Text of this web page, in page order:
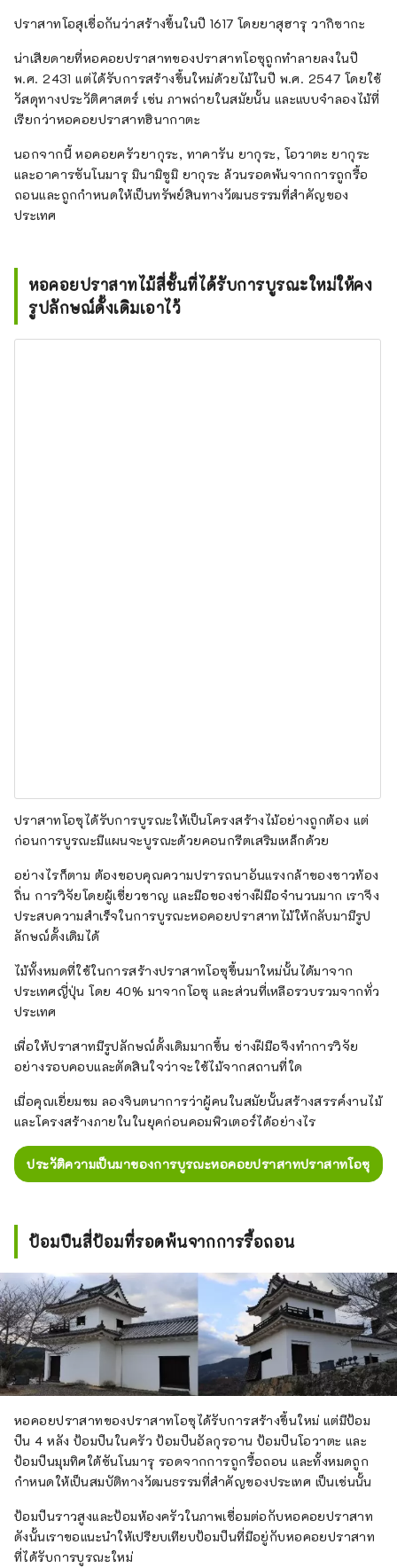
ปราสาทโอสุเชื่อกันว่าสร้างขึ้นในปี 1617 โดยยาสุฮารุ วากิซากะ
น่าเสียดายที่หอคอยปราสาทของปราสาทโอซุถูกทำลายลงในปี
พ.ศ. 2431 แต่ได้รับการสร้างขึ้นใหม่ด้วยไม้ในปี พ.ศ. 2547 โดยใช้
วัสดุทางประวัติศาสตร์ เช่น ภาพถ่ายในสมัยนั้น และแบบจำลองไม้ที่
เรียกว่าหอคอยปราสาทฮินากาตะ
นอกจากนี้ หอคอยครัวยากุระ, ทาคารัน ยากุระ, โอวาตะ ยากุระ
และอาคารซันโนมารุ มินามิซูมิ ยากุระ ล้วนรอดพ้นจากการถูกรื้อ
ถอนและถูกกำหนดให้เป็นทรัพย์สินทางวัฒนธรรมที่สำคัญของ
ประเทศ
หอคอยปราสาทไม้สี่ชั้นที่ได้รับการบูรณะใหม่ให้คง
รูปลักษณ์ดั้งเดิมเอาไว้
ปราสาทโอซุได้รับการบูรณะให้เป็นโครงสร้างไม้อย่างถูกต้อง แต่
ก่อนการบูรณะมีแผนจะบูรณะด้วยคอนกรีตเสริมเหล็กด้วย
อย่างไรก็ตาม ต้องขอบคุณความปรารถนาอันแรงกล้าของชาวท้อง
ถิ่น การวิจัยโดยผู้เชี่ยวชาญ และมือของช่างฝีมือจำนวนมาก เราจึง
ประสบความสำเร็จในการบูรณะหอคอยปราสาทไม้ให้กลับมามีรูป
ลักษณ์ดั้งเดิมได้
ไม้ทั้งหมดที่ใช้ในการสร้างปราสาทโอซุขึ้นมาใหม่นั้นได้มาจาก
ประเทศญี่ปุ่น โดย 40% มาจากโอซุ และส่วนที่เหลือรวบรวมจากทั่ว
ประเทศ
เพื่อให้ปราสาทมีรูปลักษณ์ดั้งเดิมมากขึ้น ช่างฝีมือจึงทำการวิจัย
อย่างรอบคอบและตัดสินใจว่าจะใช้ไม้จากสถานที่ใด
เมื่อคุณเยี่ยมชม ลองจินตนาการว่าผู้คนในสมัยนั้นสร้างสรรค์งานไม้
และโครงสร้างภายในในยุคก่อนคอมพิวเตอร์ได้อย่างไร
ประวัติความเป็นมาของการบูรณะหอคอยปราสาทปราสาทโอซุ
ป้อมปืนสี่ป้อมที่รอดพ้นจากการรื้อถอน
หอคอยปราสาทของปราสาทโอซุได้รับการสร้างขึ้นใหม่ แต่มีป้อม
ปืน 4 หลัง ป้อมปืนในครัว ป้อมปืนอัลกุรอาน ป้อมปืนโอวาตะ และ
ป้อมปืนมุมทิศใต้ซันโนมารุ รอดจากการถูกรื้อถอน และทั้งหมดถูก
กำหนดให้เป็นสมบัติทางวัฒนธรรมที่สำคัญของประเทศ เป็นเช่นนั้น
ป้อมปืนราวสูงและป้อมห้องครัวในภาพเชื่อมต่อกับหอคอยปราสาท
ดังนั้นเราขอแนะนำให้เปรียบเทียบป้อมปืนที่มีอยู่กับหอคอยปราสาท
ที่ได้รับการบูรณะใหม่